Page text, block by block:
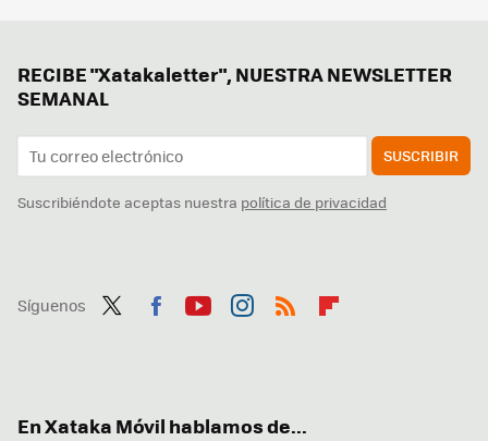
RECIBE "Xatakaletter", NUESTRA NEWSLETTER
SEMANAL
SUSCRIBIR
Suscribiéndote aceptas nuestra política de privacidad
Síguenos
En Xataka Móvil hablamos de...